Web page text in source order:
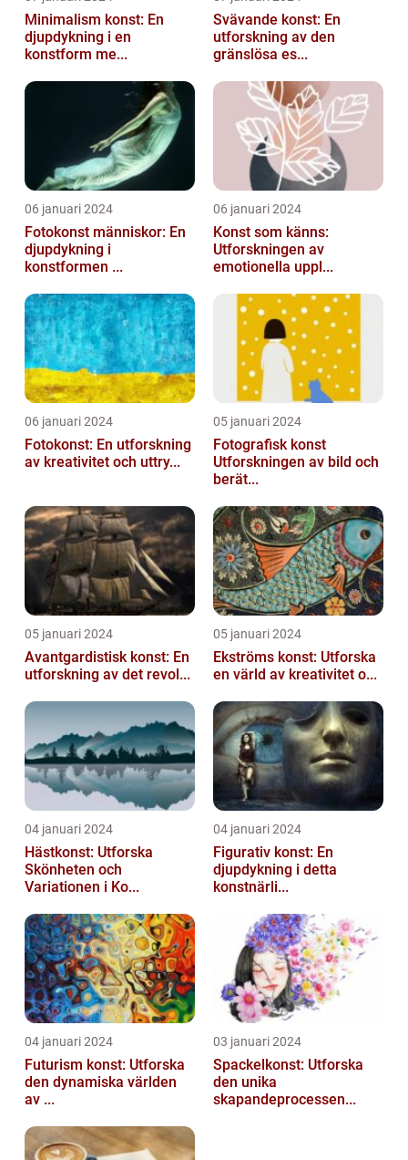
Minimalism konst: En
djupdykning i en
konstform me...
Svävande konst: En
utforskning av den
gränslösa es...
06 januari 2024
Fotokonst människor: En
djupdykning i
konstformen ...
06 januari 2024
Konst som känns:
Utforskningen av
emotionella uppl...
06 januari 2024
Fotokonst: En utforskning
av kreativitet och uttry...
05 januari 2024
Fotografisk konst
Utforskningen av bild och
berät...
05 januari 2024
Avantgardistisk konst: En
utforskning av det revol...
05 januari 2024
Ekströms konst: Utforska
en värld av kreativitet o...
04 januari 2024
Hästkonst: Utforska
Skönheten och
Variationen i Ko...
04 januari 2024
Figurativ konst: En
djupdykning i detta
konstnärli...
04 januari 2024
Futurism konst: Utforska
den dynamiska världen
av ...
03 januari 2024
Spackelkonst: Utforska
den unika
skapandeprocessen...